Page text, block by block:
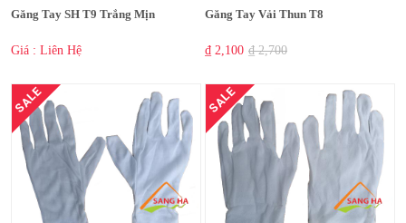
Găng Tay SH T9 Trắng Mịn
Giá : Liên Hệ
Găng Tay Vải Thun T8
₫ 2,100 ₫ 2,700
SALE SALE